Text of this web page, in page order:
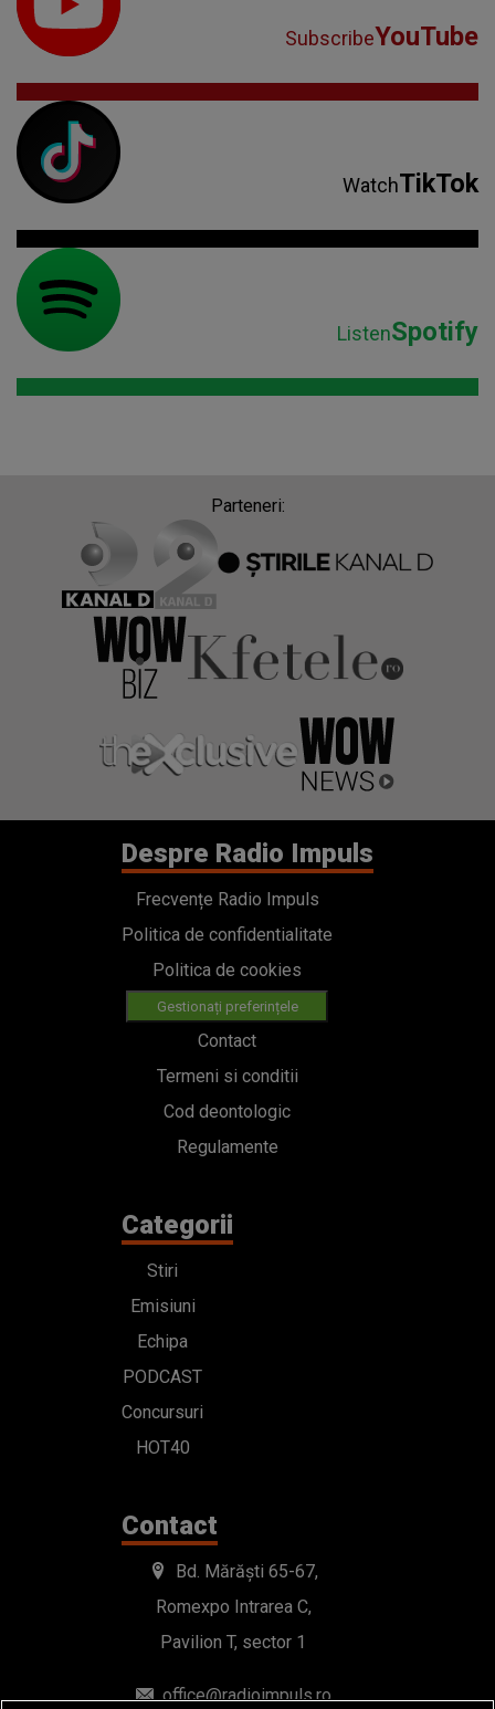
SubscribeYouTube
WatchTikTok
ListenSpotify
Parteneri:
Despre Radio Impuls
Frecvențe Radio Impuls
Politica de confidentialitate
Politica de cookies
Gestionați preferințele
Contact
Termeni si conditii
Cod deontologic
Regulamente
Categorii
Stiri
Emisiuni
Echipa
PODCAST
Concursuri
HOT40
Contact
Bd. Mărăști 65-67,
Romexpo Intrarea C,
Pavilion T, sector 1
office@radioimpuls.ro